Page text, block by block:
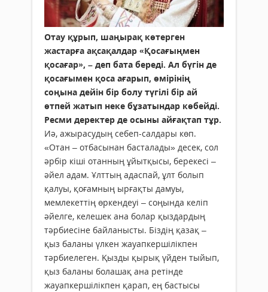
Отау құрып, шаңырақ көтерген
жастарға ақсақалдар «Қосағыңмен
қосағар», – деп бата береді. Ал бүгін де
қосағымен қоса ағарып, өмірінің
соңына дейін бір болу түгілі бір ай
өтпей жатып неке бұзатындар көбейді.
Ресми деректер де осыны айғақтап тұр.
Иә, ажырасудың себеп-салдары көп.
«Отан – отбасынан басталады» десек, сол
әрбір кіші отанның ұйытқысы, берекесі –
әйел адам. Ұлттың адаспай, ұлт болып
қалуы, қоғамның ырғақты дамуы,
мемлекеттің өркендеуі – соңында келіп
әйелге, келешек ана болар қыздардың
тәрбиесіне байланысты. Біздің қазақ –
қыз баланы үлкен жауапкершілікпен
тәрбиелеген. Қызды қырық үйден тыйып,
қыз баланы болашақ ана ретінде
жауапкершілікпен қарап, ең бастысы